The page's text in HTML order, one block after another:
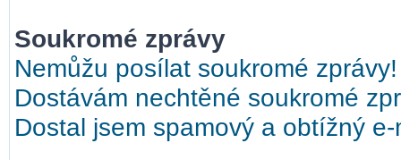
Soukromé zprávy
Nemůžu posílat soukromé zprávy!
Dostávám nechtěné soukromé
Dostal jsem spamový a obtížný